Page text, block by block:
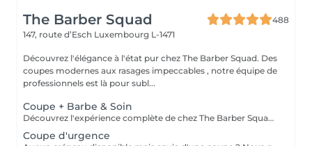
The Barber Squad
488
147, route d’Esch Luxembourg L-1471
Découvrez l'élégance à l'état pur chez The Barber Squad. Des
coupes modernes aux rasages impeccables , notre équipe de
professionnels est là pour subl...
Coupe + Barbe & Soin
Découvrez l'expérience complète de chez The Barber Squad ! Shampooing & soins profonds + Coupe complète + Coiffage. Taille de Barbe & Contours à la lame & soins régénérant + Serviette Chaude & Froide + Nettoyage exfoliant du visage + Vapeur + Massage Relaxant + After Shave + Huile à barbe + Hydratation de la peau . Pour que votre expérience chez nous soit optimal , une boisson de votre choix vous est offerte !
Coupe d'urgence